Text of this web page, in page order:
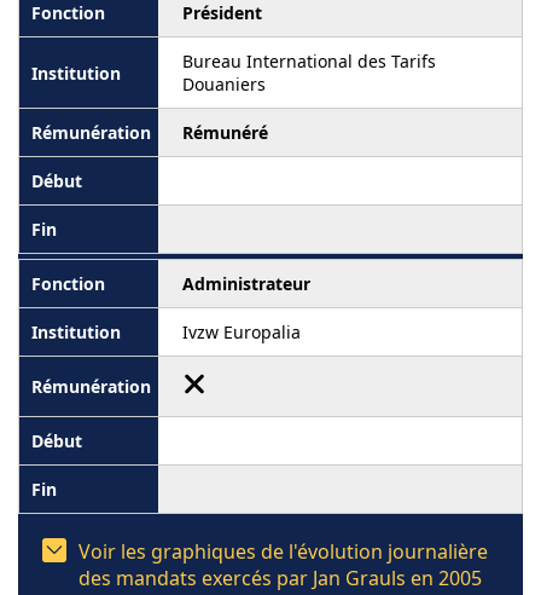
Président
Bureau International des Tarifs
Douaniers
Rémunéré
Administrateur
Ivzw Europalia
Voir les graphiques de l'évolution journalière
des mandats exercés par Jan Grauls en 2005